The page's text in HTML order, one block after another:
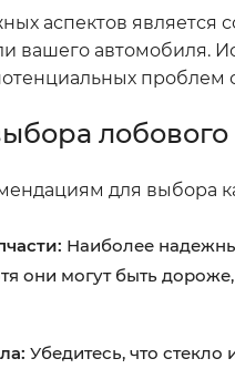
аспектов является
вашего автомобиля.
проблем
лобового
для выбора
Наиболее
они могут быть
Убедитесь, что